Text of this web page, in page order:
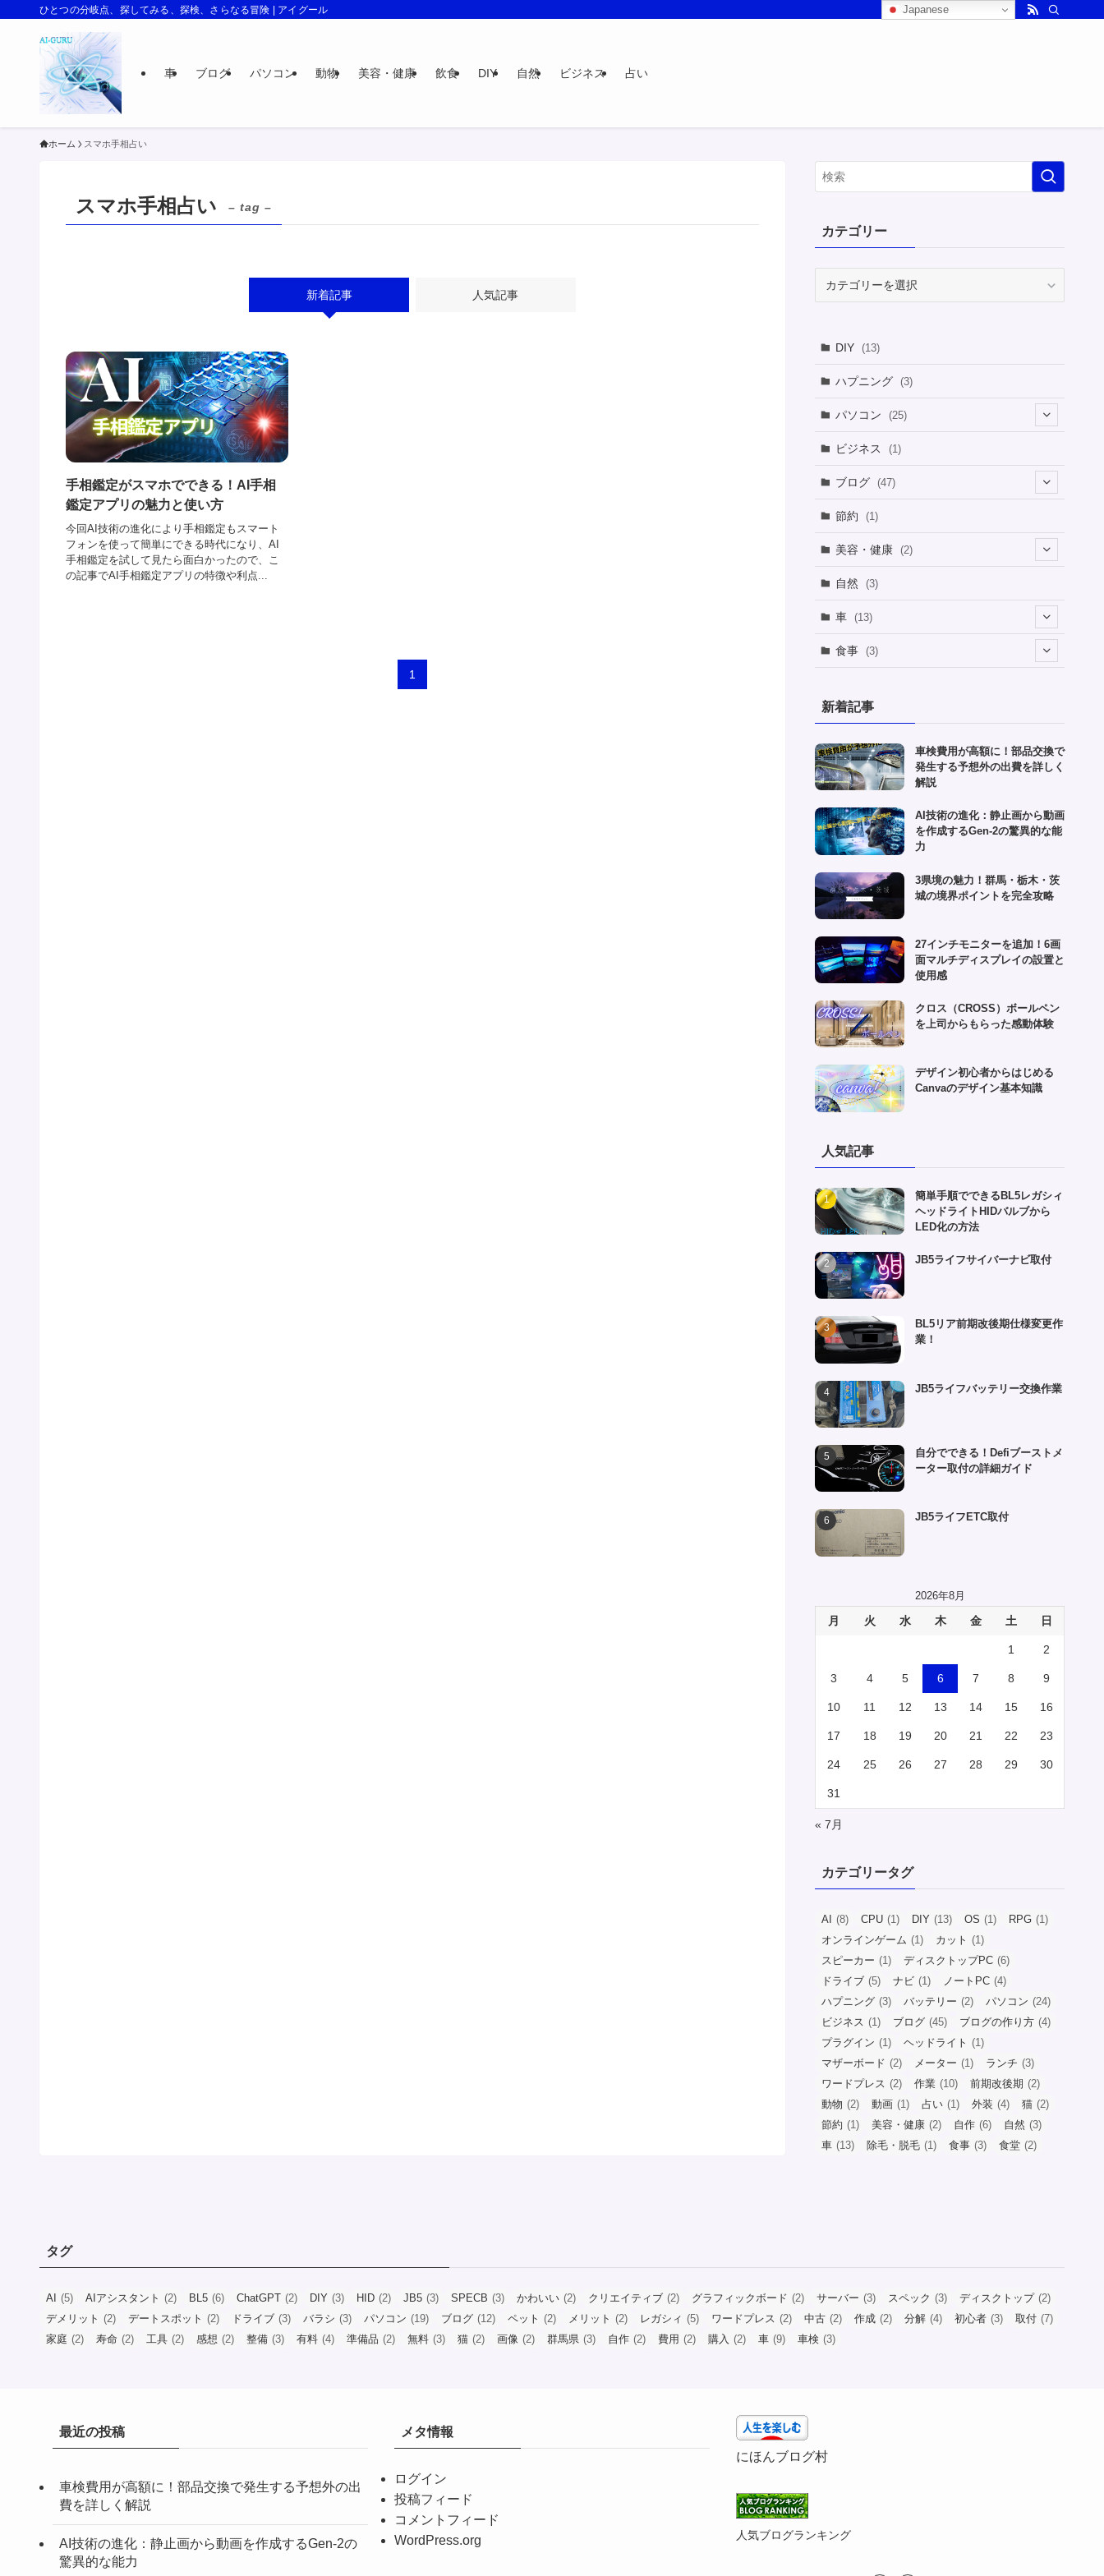
ひとつの分岐点、探してみる、探検、さらなる冒険 | アイグール
車 ブログ パソコン 動物 美容・健康 飲食 DIY 自然 ビジネス 占い
ホーム スマホ手相占い
スマホ手相占い – tag –
新着記事 人気記事
手相鑑定がスマホでできる！AI手相
鑑定アプリの魅力と使い方
今回AI技術の進化により手相鑑定もスマート
フォンを使って簡単にできる時代になり、AI
手相鑑定を試して見たら面白かったので、こ
の記事でAI手相鑑定アプリの特徴や利点...
1
カテゴリー
ー
DIY (13)
ハプニング (3)
パソコン (25)
(8)
(1)
(1)
(4)
(1)
(2)
(1)
(6)
ビジネス (1)
ブログ (47)
(2)
節約 (1)
美容・健康 (2)
(1)
自然 (3)
車 (13)
(1)
(1)
(2)
食事 (3)
(2)
新着記事
車検費用が高額に！部品交換で
発生する予想外の出費を詳しく
解説
AI技術の進化：静止画から動画
を作成するGen-2の驚異的な能
力
3県境の魅力！群馬・栃木・茨
城の境界ポイントを完全攻略
27インチモニターを追加！6画
面マルチディスプレイの設置と
使用感
クロス（CROSS）ボールペン
を上司からもらった感動体験
デザイン初心者からはじめる
Canvaのデザイン基本知識
人気記事
簡単手順でできるBL5レガシィ
ヘッドライトHIDバルブから
LED化の方法
JB5ライフサイバーナビ取付
BL5リア前期改後期仕様変更作
業！
JB5ライフバッテリー交換作業
自分でできる！Defiブーストメ
ーター取付の詳細ガイド
JB5ライフETC取付
2026年8月
月 火 水 木 金 土 日
1 2
3 4 5 6 7 8 9
10 11 12 13 14 15 16
17 18 19 20 21 22 23
24 25 26 27 28 29 30
31
« 7月
カテゴリータグ
AI (8) CPU (1) DIY (13) OS (1) RPG (1)
オンラインゲーム (1) カット (1)
スピーカー (1) ディスクトップPC (6)
ドライブ (5) ナビ (1) ノートPC (4)
ハプニング (3) バッテリー (2) パソコン (24)
ビジネス (1) ブログ (45) ブログの作り方 (4)
プラグイン (1) ヘッドライト (1)
マザーボード (2) メーター (1) ランチ (3)
ワードプレス (2) 作業 (10) 前期改後期 (2)
動物 (2) 動画 (1) 占い (1) 外装 (4) 猫 (2)
節約 (1) 美容・健康 (2) 自作 (6) 自然 (3)
車 (13) 除毛・脱毛 (1) 食事 (3) 食堂 (2)
タグ
AI (5) AIアシスタント (2) BL5 (6) ChatGPT (2) DIY (3) HID (2) JB5 (3) SPECB (3) かわいい (2) クリエイティブ (2) グラフィックボード (2) サーバー (3) スペック (3) ディスクトップ (2)
デメリット (2) デートスポット (2) ドライブ (3) バラシ (3) パソコン (19) ブログ (12) ペット (2) メリット (2) レガシィ (5) ワードプレス (2) 中古 (2) 作成 (2) 分解 (4) 初心者 (3) 取付 (7)
家庭 (2) 寿命 (2) 工具 (2) 感想 (2) 整備 (3) 有料 (4) 準備品 (2) 無料 (3) 猫 (2) 画像 (2) 群馬県 (3) 自作 (2) 費用 (2) 購入 (2) 車 (9) 車検 (3)
最近の投稿
車検費用が高額に！部品交換で発生する予想外の出
費を詳しく解説
AI技術の進化：静止画から動画を作成するGen-2の
驚異的な能力
メタ情報
ログイン
投稿フィード
コメントフィード
WordPress.org
にほんブログ村
人気ブログランキング
Japanese